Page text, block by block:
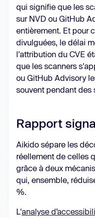
qui signifie que les
sur NVD ou GitHub
entièrement. Et pour
divulguées, le délai
l'attribution du CVE
que les scanners
ou GitHub Advisory
souvent pendant des
Rapport
Aikido sépare les
réellement de celles
grâce à deux
qui, ensemble,
%.
L'analyse